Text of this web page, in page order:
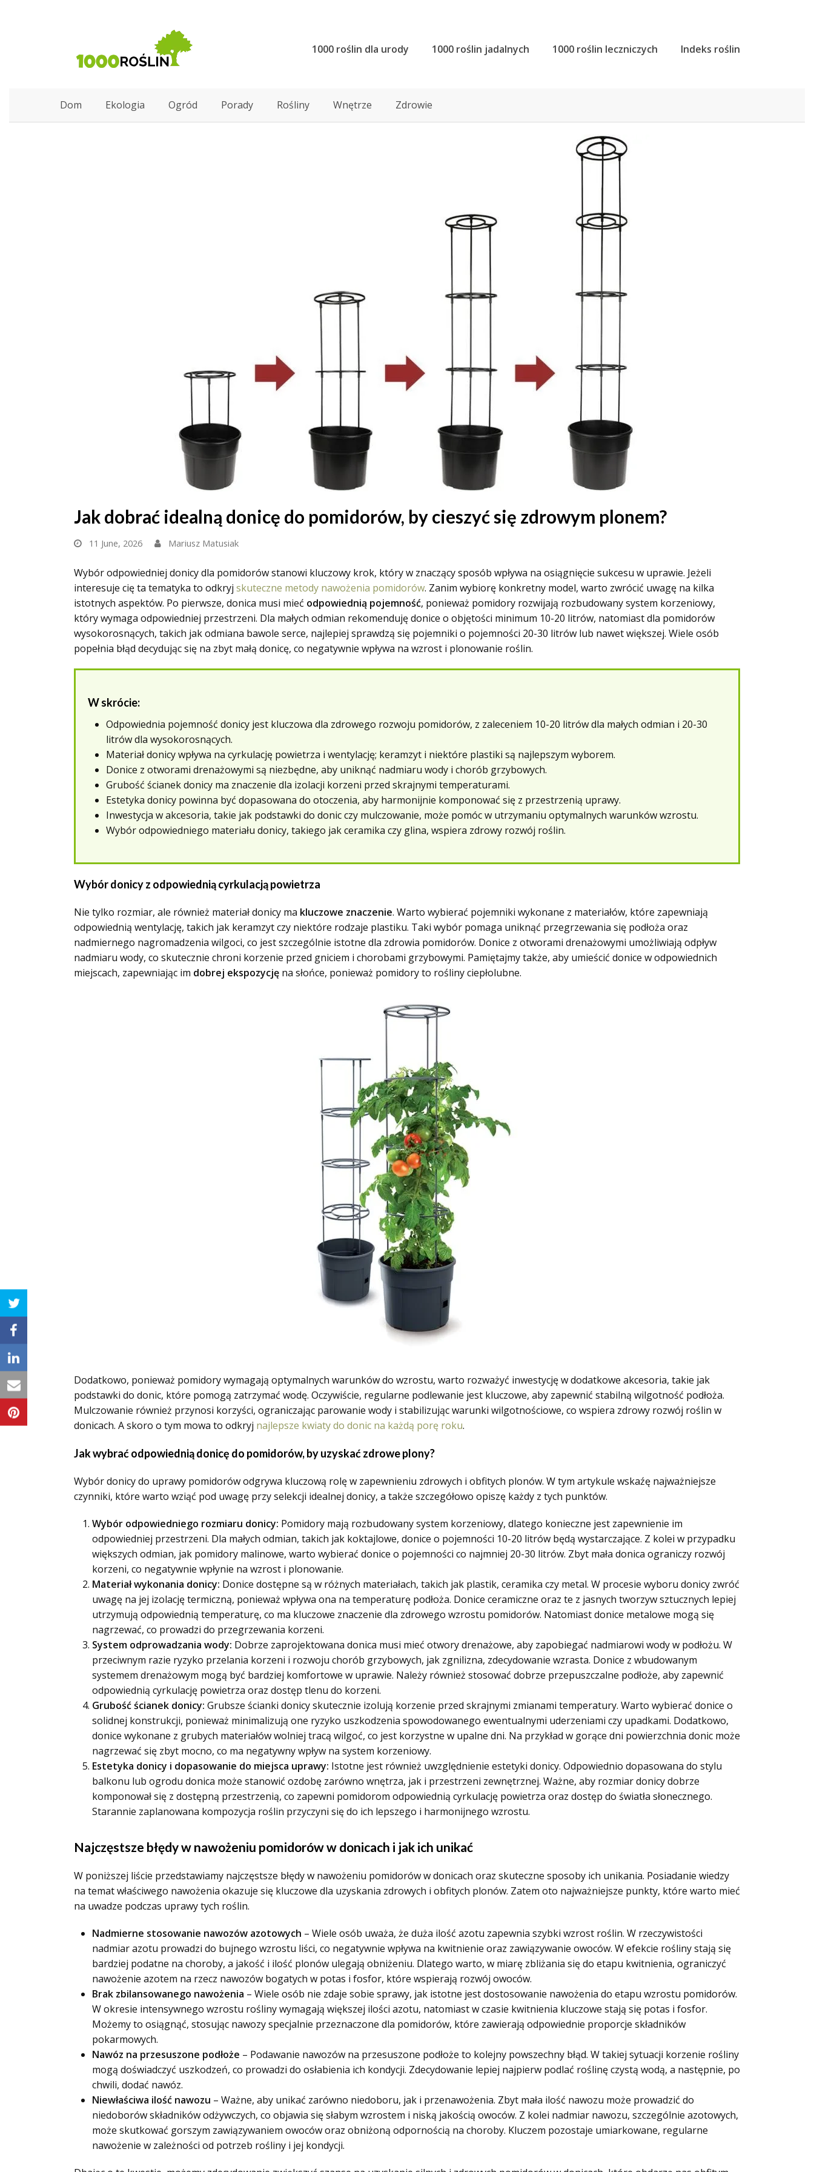
1000 roślin dla urody 1000 roślin jadalnych 1000 roślin leczniczych Indeks roślin
Dom Ekologia Ogród Porady Rośliny Wnętrze Zdrowie
Jak dobrać idealną donicę do pomidorów, by cieszyć się zdrowym plonem?
11 June, 2026 Mariusz Matusiak
Wybór odpowiedniej donicy dla pomidorów stanowi kluczowy krok, który w znaczący sposób wpływa na osiągnięcie sukcesu w uprawie. Jeżeli
interesuje cię ta tematyka to odkryj skuteczne metody nawożenia pomidorów. Zanim wybiorę konkretny model, warto zwrócić uwagę na kilka
istotnych aspektów. Po pierwsze, donica musi mieć odpowiednią pojemność, ponieważ pomidory rozwijają rozbudowany system korzeniowy,
który wymaga odpowiedniej przestrzeni. Dla małych odmian rekomenduję donice o objętości minimum 10-20 litrów, natomiast dla pomidorów
wysokorosnących, takich jak odmiana bawole serce, najlepiej sprawdzą się pojemniki o pojemności 20-30 litrów lub nawet większej. Wiele osób
popełnia błąd decydując się na zbyt małą donicę, co negatywnie wpływa na wzrost i plonowanie roślin.
W skrócie:
Odpowiednia pojemność donicy jest kluczowa dla zdrowego rozwoju pomidorów, z zaleceniem 10-20 litrów dla małych odmian i 20-30
litrów dla wysokorosnących.
Materiał donicy wpływa na cyrkulację powietrza i wentylację; keramzyt i niektóre plastiki są najlepszym wyborem.
Donice z otworami drenażowymi są niezbędne, aby uniknąć nadmiaru wody i chorób grzybowych.
Grubość ścianek donicy ma znaczenie dla izolacji korzeni przed skrajnymi temperaturami.
Estetyka donicy powinna być dopasowana do otoczenia, aby harmonijnie komponować się z przestrzenią uprawy.
Inwestycja w akcesoria, takie jak podstawki do donic czy mulczowanie, może pomóc w utrzymaniu optymalnych warunków wzrostu.
Wybór odpowiedniego materiału donicy, takiego jak ceramika czy glina, wspiera zdrowy rozwój roślin.
Wybór donicy z odpowiednią cyrkulacją powietrza
Nie tylko rozmiar, ale również materiał donicy ma kluczowe znaczenie. Warto wybierać pojemniki wykonane z materiałów, które zapewniają
odpowiednią wentylację, takich jak keramzyt czy niektóre rodzaje plastiku. Taki wybór pomaga uniknąć przegrzewania się podłoża oraz
nadmiernego nagromadzenia wilgoci, co jest szczególnie istotne dla zdrowia pomidorów. Donice z otworami drenażowymi umożliwiają odpływ
nadmiaru wody, co skutecznie chroni korzenie przed gniciem i chorobami grzybowymi. Pamiętajmy także, aby umieścić donice w odpowiednich
miejscach, zapewniając im dobrej ekspozycję na słońce, ponieważ pomidory to rośliny ciepłolubne.
Dodatkowo, ponieważ pomidory wymagają optymalnych warunków do wzrostu, warto rozważyć inwestycję w dodatkowe akcesoria, takie jak
podstawki do donic, które pomogą zatrzymać wodę. Oczywiście, regularne podlewanie jest kluczowe, aby zapewnić stabilną wilgotność podłoża.
Mulczowanie również przynosi korzyści, ograniczając parowanie wody i stabilizując warunki wilgotnościowe, co wspiera zdrowy rozwój roślin w
donicach. A skoro o tym mowa to odkryj najlepsze kwiaty do donic na każdą porę roku.
Jak wybrać odpowiednią donicę do pomidorów, by uzyskać zdrowe plony?
Wybór donicy do uprawy pomidorów odgrywa kluczową rolę w zapewnieniu zdrowych i obfitych plonów. W tym artykule wskaźę najważniejsze
czynniki, które warto wziąć pod uwagę przy selekcji idealnej donicy, a także szczegółowo opiszę każdy z tych punktów.
Wybór odpowiedniego rozmiaru donicy: Pomidory mają rozbudowany system korzeniowy, dlatego konieczne jest zapewnienie im
odpowiedniej przestrzeni. Dla małych odmian, takich jak koktajlowe, donice o pojemności 10-20 litrów będą wystarczające. Z kolei w przypadku
większych odmian, jak pomidory malinowe, warto wybierać donice o pojemności co najmniej 20-30 litrów. Zbyt mała donica ograniczy rozwój
korzeni, co negatywnie wpłynie na wzrost i plonowanie.
Materiał wykonania donicy: Donice dostępne są w różnych materiałach, takich jak plastik, ceramika czy metal. W procesie wyboru donicy zwróć
uwagę na jej izolację termiczną, ponieważ wpływa ona na temperaturę podłoża. Donice ceramiczne oraz te z jasnych tworzyw sztucznych lepiej
utrzymują odpowiednią temperaturę, co ma kluczowe znaczenie dla zdrowego wzrostu pomidorów. Natomiast donice metalowe mogą się
nagrzewać, co prowadzi do przegrzewania korzeni.
System odprowadzania wody: Dobrze zaprojektowana donica musi mieć otwory drenażowe, aby zapobiegać nadmiarowi wody w podłożu. W
przeciwnym razie ryzyko przelania korzeni i rozwoju chorób grzybowych, jak zgnilizna, zdecydowanie wzrasta. Donice z wbudowanym
systemem drenażowym mogą być bardziej komfortowe w uprawie. Należy również stosować dobrze przepuszczalne podłoże, aby zapewnić
odpowiednią cyrkulację powietrza oraz dostęp tlenu do korzeni.
Grubość ścianek donicy: Grubsze ścianki donicy skutecznie izolują korzenie przed skrajnymi zmianami temperatury. Warto wybierać donice o
solidnej konstrukcji, ponieważ minimalizują one ryzyko uszkodzenia spowodowanego ewentualnymi uderzeniami czy upadkami. Dodatkowo,
donice wykonane z grubych materiałów wolniej tracą wilgoć, co jest korzystne w upalne dni. Na przykład w gorące dni powierzchnia donic może
nagrzewać się zbyt mocno, co ma negatywny wpływ na system korzeniowy.
Estetyka donicy i dopasowanie do miejsca uprawy: Istotne jest również uwzględnienie estetyki donicy. Odpowiednio dopasowana do stylu
balkonu lub ogrodu donica może stanowić ozdobę zarówno wnętrza, jak i przestrzeni zewnętrznej. Ważne, aby rozmiar donicy dobrze
komponował się z dostępną przestrzenią, co zapewni pomidorom odpowiednią cyrkulację powietrza oraz dostęp do światła słonecznego.
Starannie zaplanowana kompozycja roślin przyczyni się do ich lepszego i harmonijnego wzrostu.
Najczęstsze błędy w nawożeniu pomidorów w donicach i jak ich unikać
W poniższej liście przedstawiamy najczęstsze błędy w nawożeniu pomidorów w donicach oraz skuteczne sposoby ich unikania. Posiadanie wiedzy
na temat właściwego nawożenia okazuje się kluczowe dla uzyskania zdrowych i obfitych plonów. Zatem oto najważniejsze punkty, które warto mieć
na uwadze podczas uprawy tych roślin.
Nadmierne stosowanie nawozów azotowych – Wiele osób uważa, że duża ilość azotu zapewnia szybki wzrost roślin. W rzeczywistości
nadmiar azotu prowadzi do bujnego wzrostu liści, co negatywnie wpływa na kwitnienie oraz zawiązywanie owoców. W efekcie rośliny stają się
bardziej podatne na choroby, a jakość i ilość plonów ulegają obniżeniu. Dlatego warto, w miarę zbliżania się do etapu kwitnienia, ograniczyć
nawożenie azotem na rzecz nawozów bogatych w potas i fosfor, które wspierają rozwój owoców.
Brak zbilansowanego nawożenia – Wiele osób nie zdaje sobie sprawy, jak istotne jest dostosowanie nawożenia do etapu wzrostu pomidorów.
W okresie intensywnego wzrostu rośliny wymagają większej ilości azotu, natomiast w czasie kwitnienia kluczowe stają się potas i fosfor.
Możemy to osiągnąć, stosując nawozy specjalnie przeznaczone dla pomidorów, które zawierają odpowiednie proporcje składników
pokarmowych.
Nawóz na przesuszone podłoże – Podawanie nawozów na przesuszone podłoże to kolejny powszechny błąd. W takiej sytuacji korzenie rośliny
mogą doświadczyć uszkodzeń, co prowadzi do osłabienia ich kondycji. Zdecydowanie lepiej najpierw podlać roślinę czystą wodą, a następnie, po
chwili, dodać nawóz.
Niewłaściwa ilość nawozu – Ważne, aby unikać zarówno niedoboru, jak i przenawożenia. Zbyt mała ilość nawozu może prowadzić do
niedoborów składników odżywczych, co objawia się słabym wzrostem i niską jakością owoców. Z kolei nadmiar nawozu, szczególnie azotowych,
może skutkować gorszym zawiązywaniem owoców oraz obniżoną odpornością na choroby. Kluczem pozostaje umiarkowane, regularne
nawożenie w zależności od potrzeb rośliny i jej kondycji.